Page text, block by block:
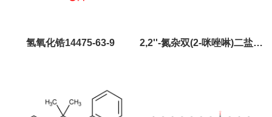
氢氧化锆14475-63-9 2,2''-氮杂双(2-咪唑啉)二盐酸